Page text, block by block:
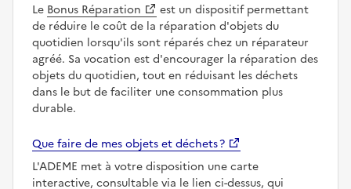
Le Bonus Réparation
est un dispositif permettant
de réduire le coût de la réparation d'objets du
quotidien lorsqu'ils sont réparés chez un réparateur
agréé. Sa vocation est d'encourager la réparation des
objets du quotidien, tout en réduisant les déchets
dans le but de faciliter une consommation plus
durable.
Que faire de mes objets et déchets ?
L'ADEME met à votre disposition une carte
interactive, consultable via le lien ci-dessus, qui